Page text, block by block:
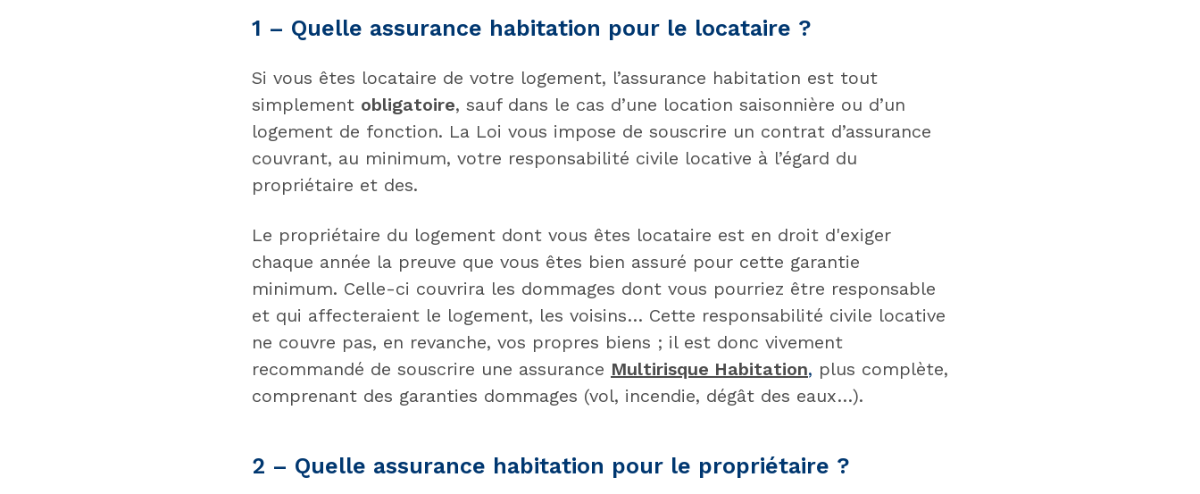
1 – Quelle assurance habitation pour le locataire ?
Si vous êtes locataire de votre logement, l’assurance habitation est tout
simplement obligatoire, sauf dans le cas d’une location saisonnière ou d’un
logement de fonction. La Loi vous impose de souscrire un contrat d’assurance
couvrant, au minimum, votre responsabilité civile locative à l’égard du
propriétaire et des.
Le propriétaire du logement dont vous êtes locataire est en droit d'exiger
chaque année la preuve que vous êtes bien assuré pour cette garantie
minimum. Celle-ci couvrira les dommages dont vous pourriez être responsable
et qui affecteraient le logement, les voisins… Cette responsabilité civile locative
ne couvre pas, en revanche, vos propres biens ; il est donc vivement
recommandé de souscrire une assurance Multirisque Habitation, plus complète,
comprenant des garanties dommages (vol, incendie, dégât des eaux…).
2 – Quelle assurance habitation pour le propriétaire ?